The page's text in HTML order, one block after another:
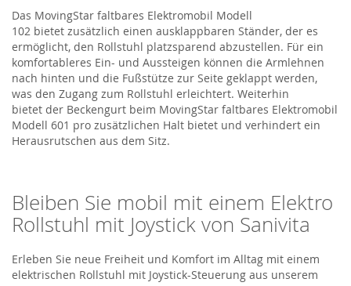
Das MovingStar faltbares Elektromobil Modell
102 bietet zusätzlich einen ausklappbaren Ständer, der es
ermöglicht, den Rollstuhl platzsparend abzustellen. Für ein
komfortableres Ein- und Aussteigen können die Armlehnen
nach hinten und die Fußstütze zur Seite geklappt werden,
was den Zugang zum Rollstuhl erleichtert. Weiterhin
bietet der Beckengurt beim MovingStar faltbares Elektromobil
Modell 601 pro zusätzlichen Halt bietet und verhindert ein
Herausrutschen aus dem Sitz.
Bleiben Sie mobil mit einem Elektro
Rollstuhl mit Joystick von Sanivita
Erleben Sie neue Freiheit und Komfort im Alltag mit einem
elektrischen Rollstuhl mit Joystick-Steuerung aus unserem